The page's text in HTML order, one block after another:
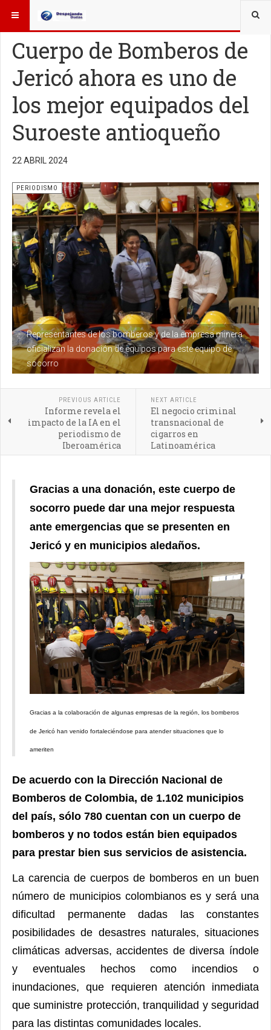
ESTÁ AQUÍ: OTROS TEMAS
Cuerpo de Bomberos de
Jericó ahora es uno de
los mejor equipados del
Suroeste antioqueño
22 ABRIL 2024
Representantes de los bomberos y de la empresa minera
oficializan la donación de equipos para este equipo de
socorro
PERIODISMO
PREVIOUS ARTICLE
Informe revela el
impacto de la IA en el
periodismo de
Iberoamérica
NEXT ARTICLE
El negocio criminal
transnacional de
cigarros en
Latinoamérica
Gracias a una donación, este cuerpo de
socorro puede dar una mejor respuesta
ante emergencias que se presenten en
Jericó y en municipios aledaños.
Gracias a la colaboración de algunas empresas de la región, los bomberos
de Jericó han venido fortaleciéndose para atender situaciones que lo
ameriten
De acuerdo con la Dirección Nacional de
Bomberos de Colombia, de 1.102 municipios
del país, sólo 780 cuentan con un cuerpo de
bomberos y no todos están bien equipados
para prestar bien sus servicios de asistencia.
La carencia de cuerpos de bomberos en un buen
número de municipios colombianos es y será una
dificultad permanente dadas las constantes
posibilidades de desastres naturales, situaciones
climáticas adversas, accidentes de diversa índole
y eventuales hechos como incendios o
inundaciones, que requieren atención inmediata
que suministre protección, tranquilidad y seguridad
para las distintas comunidades locales.